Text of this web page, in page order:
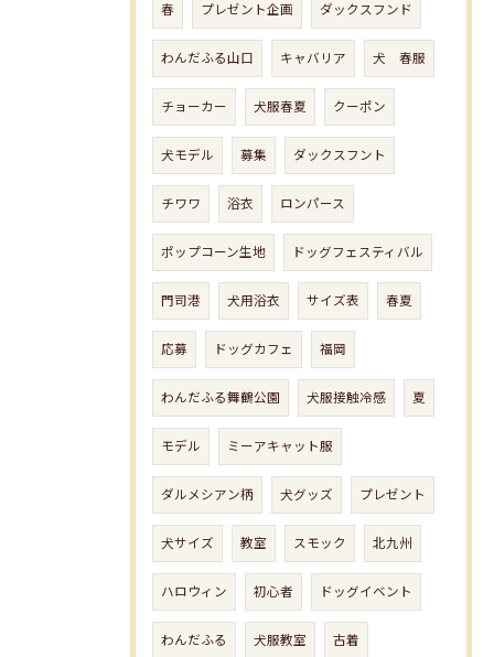
春 プレゼント企画 ダックスフンド
わんだふる山口 キャバリア 犬 春服
チョーカー 犬服春夏 クーポン
犬モデル 募集 ダックスフント
チワワ 浴衣 ロンパース
ポップコーン生地 ドッグフェスティバル
門司港 犬用浴衣 サイズ表 春夏
応募 ドッグカフェ 福岡
わんだふる舞鶴公園 犬服接触冷感 夏
モデル ミーアキャット服
ダルメシアン柄 犬グッズ プレゼント
犬サイズ 教室 スモック 北九州
ハロウィン 初心者 ドッグイベント
わんだふる 犬服教室 古着